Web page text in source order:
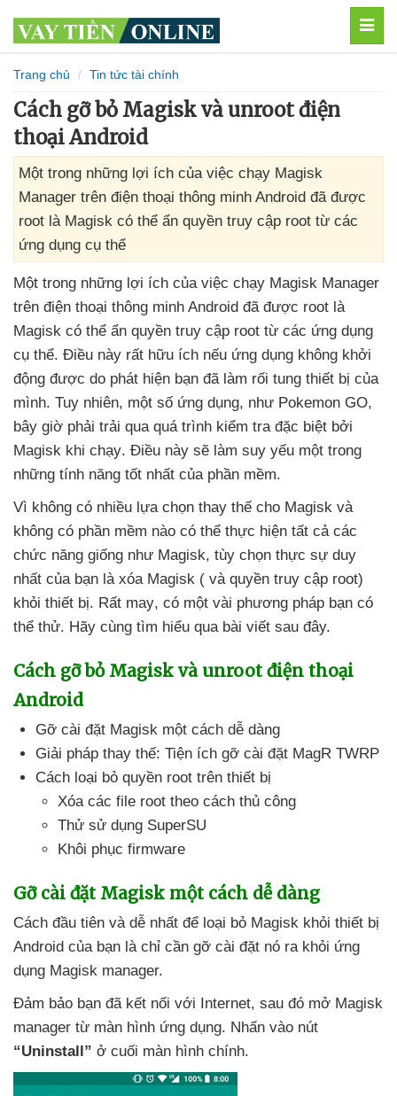
Trang chủ Tin tức tài chính
Cách gỡ bỏ Magisk và unroot điện
thoại Android
Một trong những lợi ích của việc chạy Magisk
Manager trên điện thoại thông minh Android đã được
root là Magisk có thể ẩn quyền truy cập root từ các
ứng dụng cụ thể
Một trong những lợi ích của việc chạy Magisk Manager
trên điện thoại thông minh Android đã được root là
Magisk có thể ẩn quyền truy cập root từ các ứng dụng
cụ thể. Điều này rất hữu ích nếu ứng dụng không khởi
động được do phát hiện bạn đã làm rối tung thiết bị của
mình. Tuy nhiên, một số ứng dụng, như Pokemon GO,
bây giờ phải trải qua quá trình kiểm tra đặc biệt bởi
Magisk khi chạy. Điều này sẽ làm suy yếu một trong
những tính năng tốt nhất của phần mềm.
Vì không có nhiều lựa chọn thay thế cho Magisk và
không có phần mềm nào có thể thực hiện tất cả các
chức năng giống như Magisk, tùy chọn thực sự duy
nhất của bạn là xóa Magisk ( và quyền truy cập root)
khỏi thiết bị. Rất may, có một vài phương pháp bạn có
thể thử. Hãy cùng tìm hiểu qua bài viết sau đây.
Cách gỡ bỏ Magisk và unroot điện thoại
Android
Gỡ cài đặt Magisk một cách dễ dàng
Giải pháp thay thế: Tiện ích gỡ cài đặt MagR TWRP
Cách loại bỏ quyền root trên thiết bị
Xóa các file root theo cách thủ công
Thử sử dụng SuperSU
Khôi phục firmware
Gỡ cài đặt Magisk một cách dễ dàng
Cách đầu tiên và dễ nhất để loại bỏ Magisk khỏi thiết bị
Android của bạn là chỉ cần gỡ cài đặt nó ra khỏi ứng
dụng Magisk manager.
Đảm bảo bạn đã kết nối với Internet, sau đó mở Magisk
manager từ màn hình ứng dụng. Nhấn vào nút
“Uninstall” ở cuối màn hình chính.